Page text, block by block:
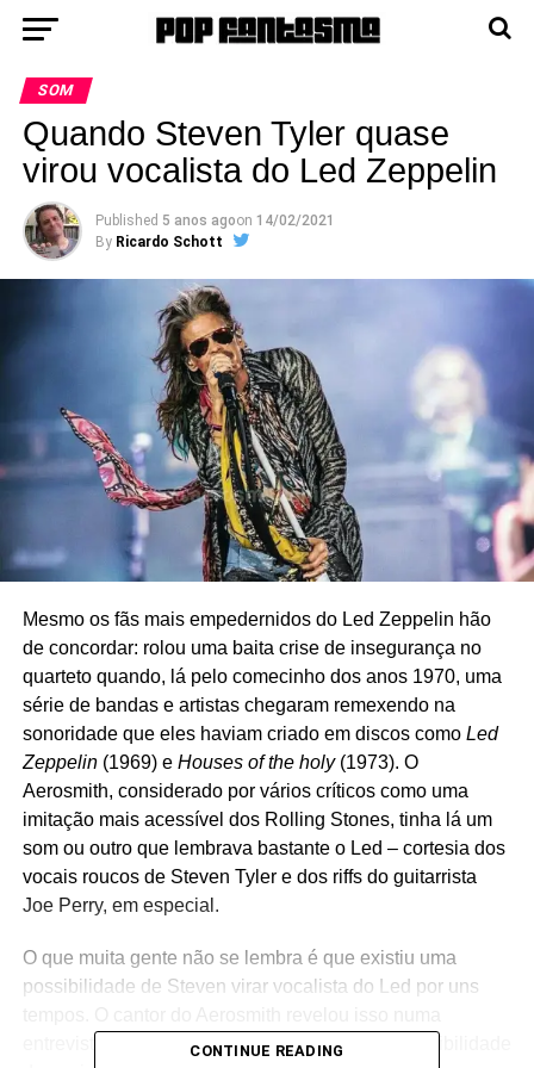
SOM
Quando Steven Tyler quase
virou vocalista do Led Zeppelin
Published 5 anos agoon 14/02/2021
By Ricardo Schott
Mesmo os fãs mais empedernidos do Led Zeppelin hão
de concordar: rolou uma baita crise de insegurança no
quarteto quando, lá pelo comecinho dos anos 1970, uma
série de bandas e artistas chegaram remexendo na
sonoridade que eles haviam criado em discos como Led
Zeppelin(1969) eHouses of the holy(1973). O
Aerosmith, considerado por vários críticos como uma
imitação mais acessível dos Rolling Stones, tinha lá um
som ou outro que lembrava bastante o Led – cortesia dos
vocais roucos de Steven Tyler e dos riffs do guitarrista
Joe Perry, em especial.
O que muita gente não se lembra é que existiu uma
possibilidade de Steven virar vocalista do Led por uns
entrevista em 2016. Mas calma: não havia a possibilidade
CONTINUE READING